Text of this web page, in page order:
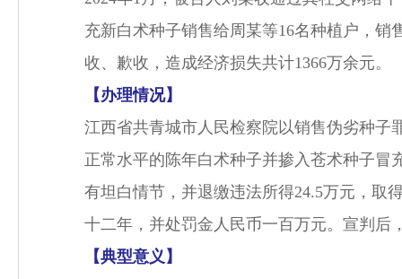
充新白术种子销售给周某等16名种植户，
收、歉收，造成经济损失共计1366万余元。
【办理情况】
江西省共青城市人民检察院以销售伪劣种子
正常水平的陈年白术种子并掺入苍术种子
有坦白情节，并退缴违法所得24.5万元，取
十二年，并处罚金人民币一百万元。宣判后
【典型意义】